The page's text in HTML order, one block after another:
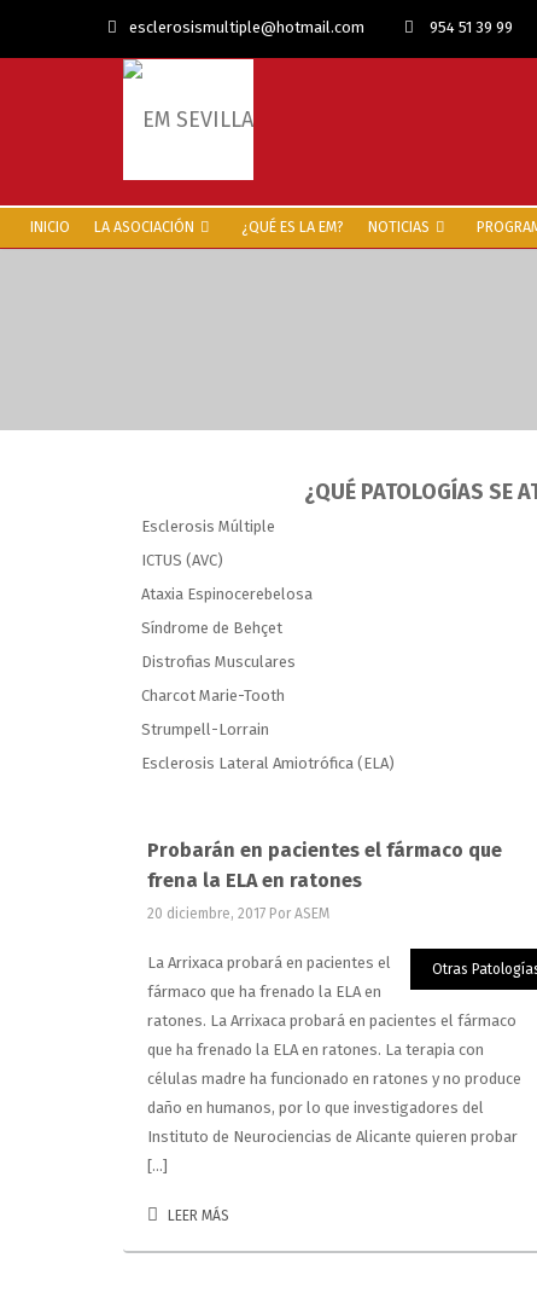
esclerosismultiple@hotmail.com 954 51 39 99
INICIO LA ASOCIACIÓN ¿QUÉ ES LA EM? NOTICIAS
¿QUÉ PATOLOGÍAS SE
Esclerosis Múltiple
ICTUS (AVC)
Ataxia Espinocerebelosa
Síndrome de Behçet
Distrofias Musculares
Charcot Marie-Tooth
Strumpell-Lorrain
Esclerosis Lateral Amiotrófica (ELA)
Probarán en pacientes el fármaco que
frena la ELA en ratones
20 diciembre, 2017 Por ASEM
Otras
La Arrixaca probará en pacientes el
fármaco que ha frenado la ELA en
ratones. La Arrixaca probará en pacientes el fármaco
que ha frenado la ELA en ratones. La terapia con
células madre ha funcionado en ratones y no produce
daño en humanos, por lo que investigadores del
Instituto de Neurociencias de Alicante quieren probar
[…]
LEER MÁS